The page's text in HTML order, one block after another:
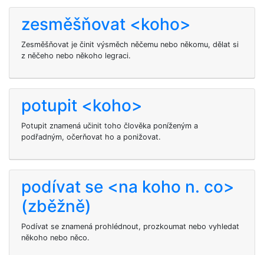
zesměšňovat <koho>
Zesměšňovat je činit výsměch něčemu nebo někomu, dělat si
z něčeho nebo někoho legraci.
potupit <koho>
Potupit znamená učinit toho člověka poníženým a
podřadným, očerňovat ho a ponižovat.
podívat se <na koho n. co>
(zběžně)
Podívat se znamená prohlédnout, prozkoumat nebo vyhledat
někoho nebo něco.